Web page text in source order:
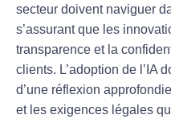
secteur doivent naviguer
s’assurant que les
transparence et la
clients. L’adoption de l’IA
d’une réflexion
et les exigences légales